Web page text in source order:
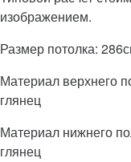
изображением.
Размер потолка:
Материал верхнего
глянец
Материал нижнего
глянец